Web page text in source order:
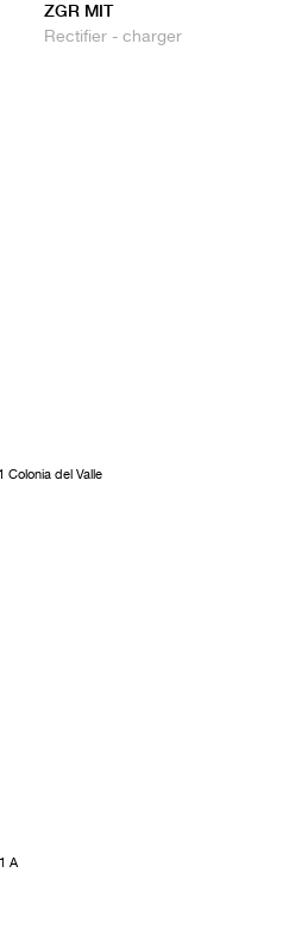
ZGR MIT
Rectifier - charger
Colonia del Valle
A